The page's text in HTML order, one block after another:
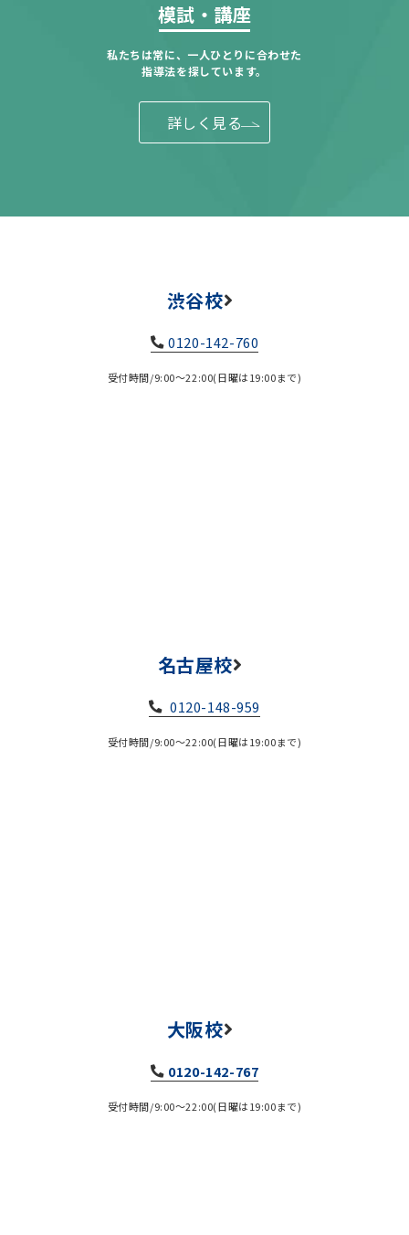
模試・講座
私たちは常に、一人ひとりに合わせた
指導法を探しています。
詳しく見る
渋谷校
0120-142-760
受付時間/9:00～22:00(日曜は19:00まで)
名古屋校
0120-148-959
受付時間/9:00～22:00(日曜は19:00まで)
大阪校
0120-142-767
受付時間/9:00～22:00(日曜は19:00まで)